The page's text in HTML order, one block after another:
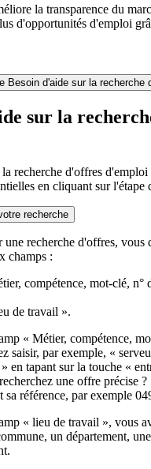
la transparence du
d'opportunités d'emploi
Besoin d'aide sur la recherche
sur la
recherche d'offres d'emploi
en cliquant sur l'étape
recherche
une recherche d'offres, vous
champs :
compétence, mot-clé, n°
de travail ».
« Métier, compétence,
saisir, par exemple, «
en tapant sur la touche «
une offre précise ?
sa référence, par exemple
« lieu de travail », vous
un département,